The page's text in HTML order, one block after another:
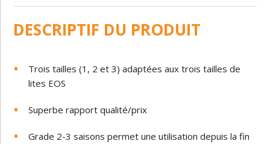
DESCRIPTIF DU PRODUIT
Trois tailles (1, 2 et 3) adaptées aux trois tailles de
lites EOS
Superbe rapport qualité/prix
Grade 2-3 saisons permet une utilisation depuis la fin